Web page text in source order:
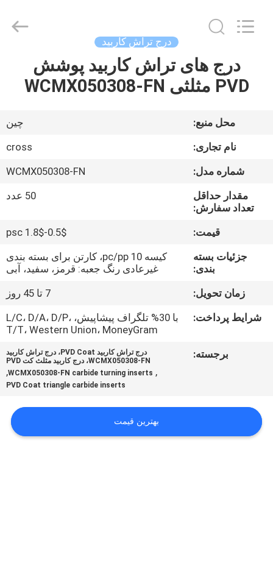
دربارهی
کارخانه
کنترل
کیفیت
تماس
اخبار
نقشه
درج تراش کاربید
درج های تراش کاربید پوشش
PVD مثلثی WCMX050308-FN
محل منبع:
چین
نام تجاری:
cross
شماره مدل:
WCMX050308-FN
مقدار حداقل
تعداد سفارش:
50 عدد
قیمت:
0.5$-1.8$ psc
جزئیات بسته
بندی:
کیسه 10 pc/pp، کارتن برای بسته بندی
غیرعادی رنگ جعبه: قرمز، سفید، آبی
زمان تحویل:
7 تا 45 روز
شرایط پرداخت:
با 30% تلگراف پیشاپیش، L/C، D/A، D/P،
T/T، Western Union، MoneyGram
برجسته:
درج تراش کاربید PVD Coat، درج تراش کاربید
WCMX050308-FN، درج کاربید مثلث کت PVD
,
WCMX050308-FN carbide turning inserts
,
PVD Coat triangle carbide inserts
بهترین قیمت